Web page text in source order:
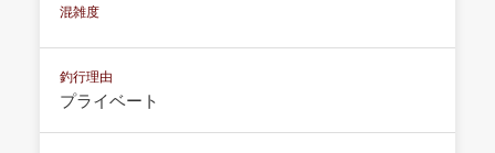
混雑度
釣行理由
プライベート